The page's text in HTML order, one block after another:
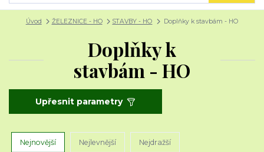
Úvod ŽELEZNICE - HO STAVBY - HO Doplňky k stavbám - HO
Doplňky k
stavbám - HO
Upřesnit parametry
Nejnovější Nejlevnější Nejdražší